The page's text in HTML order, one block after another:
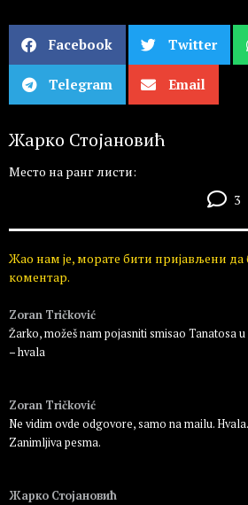
Facebook Twitter
Telegram Email
Жарко Стојановић
Место на ранг листи:
3
Жао нам је, морате бити пријављени да
коментар.
Zoran Tričković
Žarko, možeš nam pojasniti smisao Tanatosa
– hvala
Zoran Tričković
Ne vidim ovde odgovore, samo na mailu. Hvala.
Zanimljiva pesma.
Жарко Стојановић